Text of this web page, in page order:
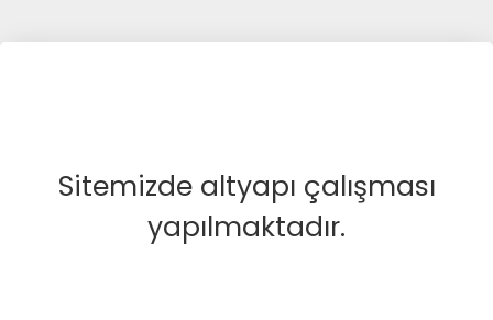
Sitemizde altyapı çalışması
yapılmaktadır.